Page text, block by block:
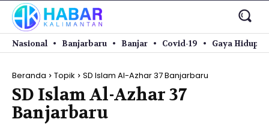
Nasional Banjarbaru Banjar Covid-19 Gaya Hidup
Beranda Topik SD Islam Al-Azhar 37 Banjarbaru
SD Islam Al-Azhar 37
Banjarbaru